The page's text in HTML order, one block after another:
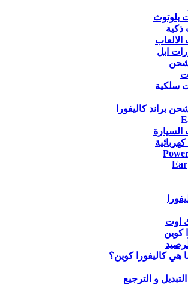
بلوتوث
ذكية
ابل
شحن
سلكية
براند كاليفورا
اوت
كوين
هي كاليفورا كوين؟
و الترجيع